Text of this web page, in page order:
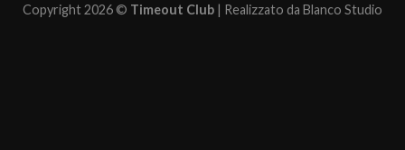
Copyright 2026 © Timeout Club | Realizzato da Blanco Studio